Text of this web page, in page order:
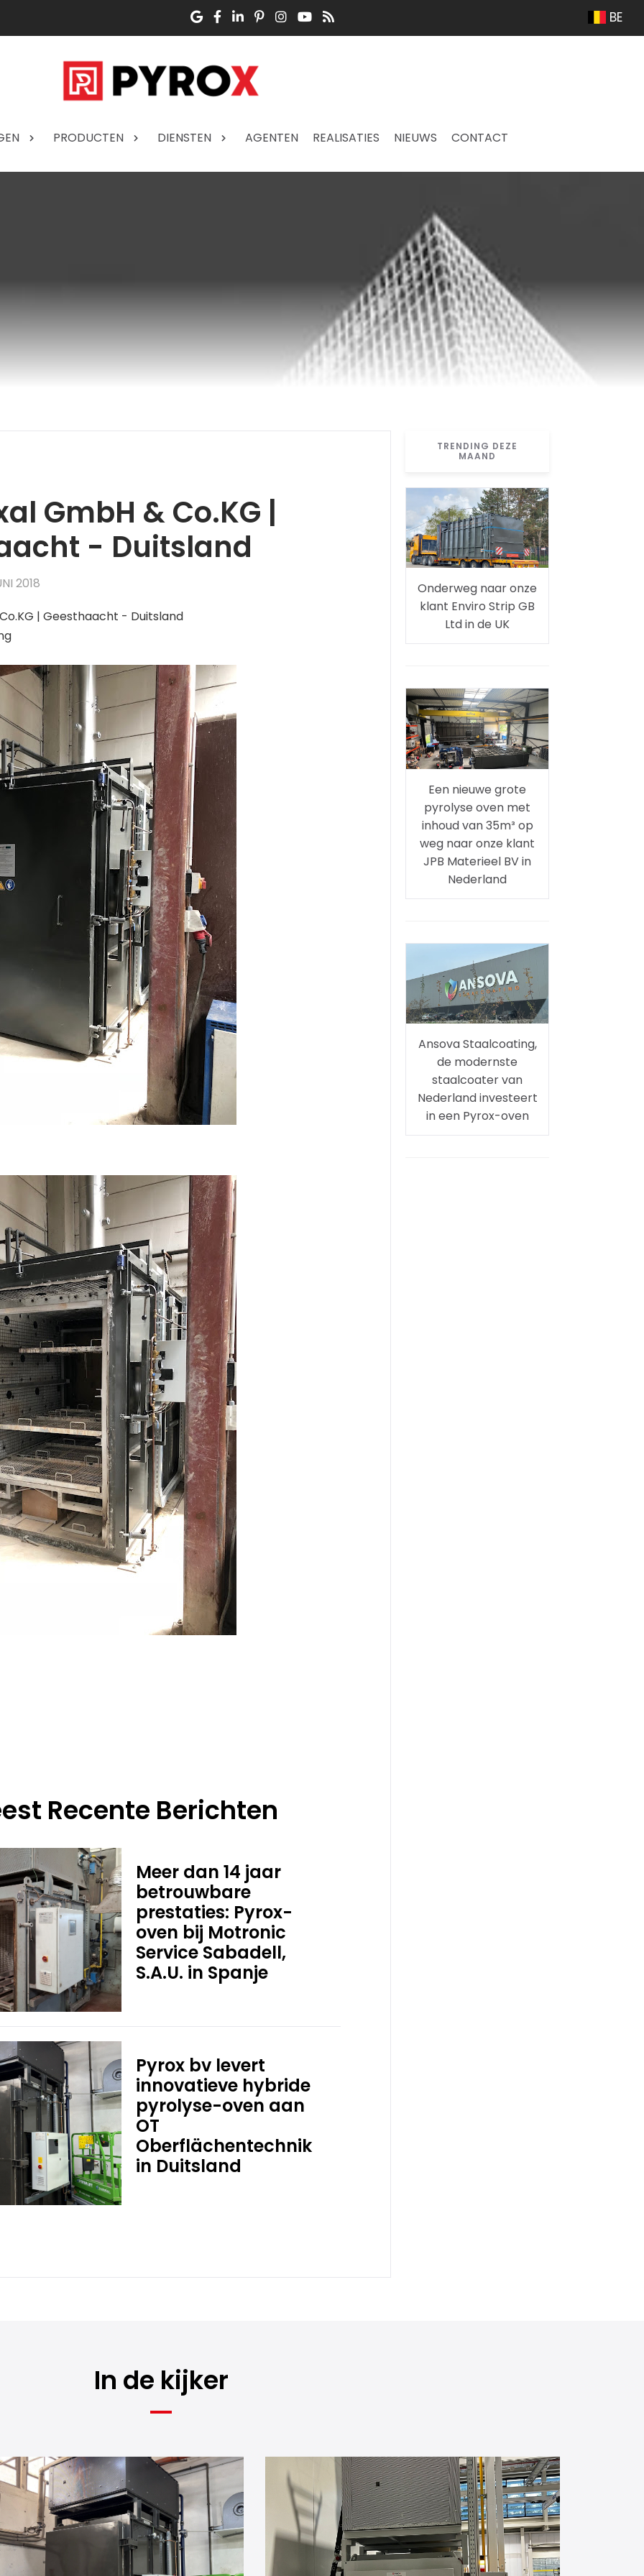
BE
PRODUCTEN DIENSTEN AGENTEN REALISATIES NIEUWS CONTACT
GmbH & Co.KG |
- Duitsland
2018
| Geesthaacht - Duitsland
Recente Berichten
Meer dan 14 jaar
betrouwbare
prestaties: Pyrox-
oven bij Motronic
Service Sabadell,
S.A.U. in Spanje
Pyrox bv levert
innovatieve hybride
pyrolyse-oven aan
OT
Oberflächentechnik
in Duitsland
TRENDING DEZE
MAAND
Onderweg naar onze
klant Enviro Strip GB
Ltd in de UK
Een nieuwe grote
pyrolyse oven met
inhoud van 35m³ op
weg naar onze klant
JPB Materieel BV in
Nederland
Ansova Staalcoating,
de modernste
staalcoater van
Nederland investeert
in een Pyrox-oven
In de kijker